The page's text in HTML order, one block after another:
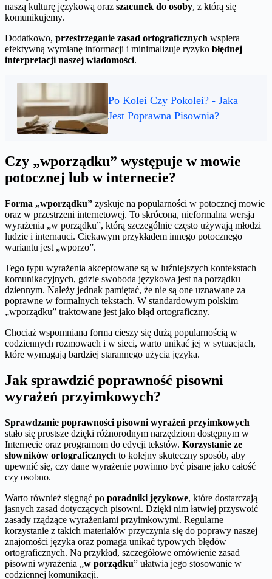
naszą kulturę językową oraz szacunek do osoby, z którą się
komunikujemy.
Dodatkowo, przestrzeganie zasad ortograficznych wspiera
efektywną wymianę informacji i minimalizuje ryzyko błędnej
interpretacji naszej wiadomości.
Po Kolei Czy Pokolei? - Jaka
Jest Poprawna Pisownia?
Czy „wporządku” występuje w mowie
potocznej lub w internecie?
Forma „wporządku” zyskuje na popularności w potocznej mowie
oraz w przestrzeni internetowej. To skrócona, nieformalna wersja
wyrażenia „w porządku”, którą szczególnie często używają młodzi
ludzie i internauci. Ciekawym przykładem innego potocznego
wariantu jest „wporzo”.
Tego typu wyrażenia akceptowane są w luźniejszych kontekstach
komunikacyjnych, gdzie swoboda językowa jest na porządku
dziennym. Należy jednak pamiętać, że nie są one uznawane za
poprawne w formalnych tekstach. W standardowym polskim
„wporządku” traktowane jest jako błąd ortograficzny.
Chociaż wspomniana forma cieszy się dużą popularnością w
codziennych rozmowach i w sieci, warto unikać jej w sytuacjach,
które wymagają bardziej starannego użycia języka.
Jak sprawdzić poprawność pisowni
wyrażeń przyimkowych?
Sprawdzanie poprawności pisowni wyrażeń przyimkowych
stało się prostsze dzięki różnorodnym narzędziom dostępnym w
Internecie oraz programom do edycji tekstów. Korzystanie ze
słowników ortograficznych to kolejny skuteczny sposób, aby
upewnić się, czy dane wyrażenie powinno być pisane jako całość
czy osobno.
Warto również sięgnąć po poradniki językowe, które dostarczają
jasnych zasad dotyczących pisowni. Dzięki nim łatwiej przyswoić
zasady rządzące wyrażeniami przyimkowymi. Regularne
korzystanie z takich materiałów przyczynia się do poprawy naszej
znajomości języka oraz pomaga unikać typowych błędów
ortograficznych. Na przykład, szczegółowe omówienie zasad
pisowni wyrażenia „w porządku” ułatwia jego stosowanie w
codziennej komunikacji.